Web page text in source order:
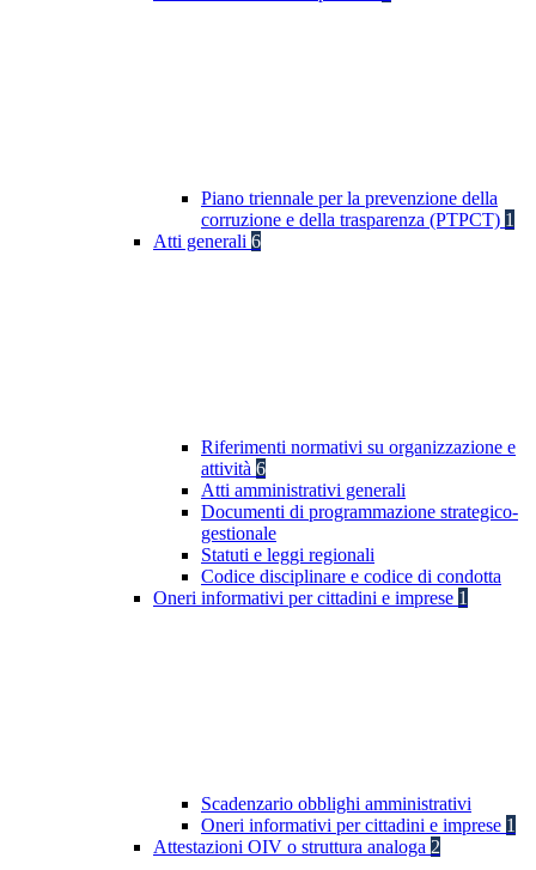
Piano triennale per la prevenzione della
corruzione e della trasparenza (PTPCT) 1
Atti generali 6
Riferimenti normativi su organizzazione e
attività 6
Atti amministrativi generali
Documenti di programmazione strategico-
gestionale
Statuti e leggi regionali
Codice disciplinare e codice di condotta
Oneri informativi per cittadini e imprese 1
Scadenzario obblighi amministrativi
Oneri informativi per cittadini e imprese 1
Attestazioni OIV o struttura analoga 2